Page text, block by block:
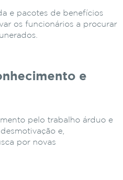
e pacotes de benefícios
os funcionários a procurar
e
pelo trabalho árduo e
e,
por novas